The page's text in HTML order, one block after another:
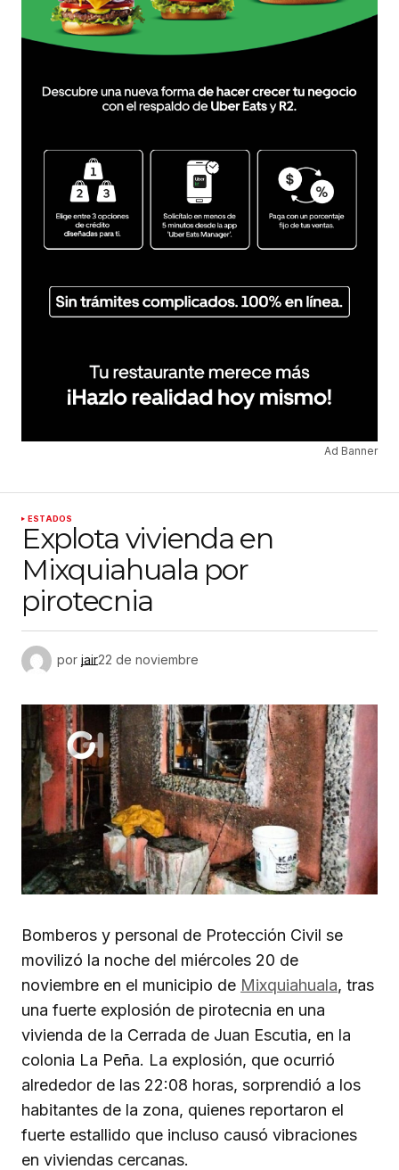
Ad Banner
ESTADOS
Explota vivienda en
Mixquiahuala por
pirotecnia
por jair22 de noviembre
Bomberos y personal de Protección Civil se
movilizó la noche del miércoles 20 de
noviembre en el municipio de Mixquiahuala, tras
una fuerte explosión de pirotecnia en una
vivienda de la Cerrada de Juan Escutia, en la
colonia La Peña. La explosión, que ocurrió
alrededor de las 22:08 horas, sorprendió a los
habitantes de la zona, quienes reportaron el
fuerte estallido que incluso causó vibraciones
en viviendas cercanas.